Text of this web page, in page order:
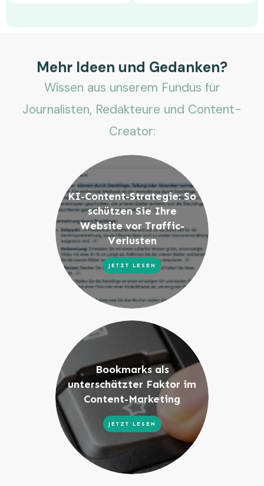
Mehr Ideen und Gedanken?
Wissen aus unserem Fundus für
Journalisten, Redakteure und Content-
Creator:
KI-Content-Strategie: So
schützen Sie Ihre
Website vor Traffic-
Verlusten
JETZT LESEN
Bookmarks als
unterschätzter Faktor im
Content-Marketing
JETZT LESEN